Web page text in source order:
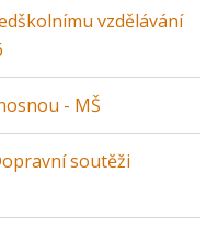
vzdělávání
- MŠ
soutěži